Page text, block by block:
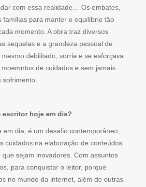
com essa realidade… Os embates,
famílias para manter o equilíbrio tão
momento. A obra traz diversos
sequelas e a grandeza pessoal de
debilitado, sorria e se esforçava
de cuidados e sem jamais
sofrimento.
escritor hoje em dia?
em dia, é um desafio contemporâneo,
cuidados na elaboração de conteúdos
que sejam inovadores. Com assuntos
para conquistar o leitor, porque
no mundo da internet, além de outras